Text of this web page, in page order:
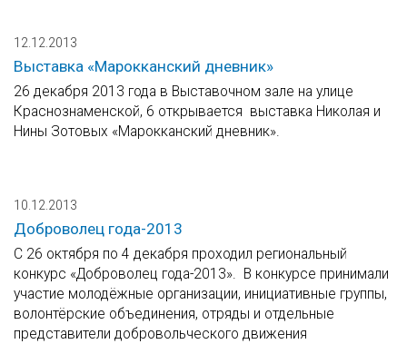
12.12.2013
Выставка «Марокканский дневник»
26 декабря 2013 года в Выставочном зале на улице
Краснознаменской, 6 открывается выставка Николая и
Нины Зотовых «Марокканский дневник».
10.12.2013
Доброволец года-2013
С 26 октября по 4 декабря проходил региональный
конкурс «Доброволец года-2013». В конкурсе принимали
участие молодёжные организации, инициативные группы,
волонтёрские объединения, отряды и отдельные
представители добровольческого движения